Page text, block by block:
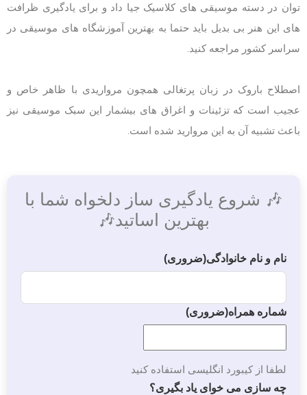
توان در دسته موسیقی های کلاسیک جیا داد و برای یادگیری ظرافت
های این هنر بی بدیل باید حتما به بهترین آموزشگاه های موسیقی در
سراسر کشور مراجعه کنید.
اصطلاح باروک در زبان پرتغالی همچون مرواریدی با ظاهر خاص و
عجیب است که تزئینات و اغراق های بیشمار این سبک موسیقی نیز
باعث تشبیه آن به این مروارید شده است.
🎶 شروع یادگیری ساز دلخواه شما با
بهترین اساتید🎶
نام و نام خانوادگی(ضروری)
شماره همراه(ضروری)
لطفا از کیبورد انگلیسی استفاده کنید
چه سازی می خوای یاد بگیری؟